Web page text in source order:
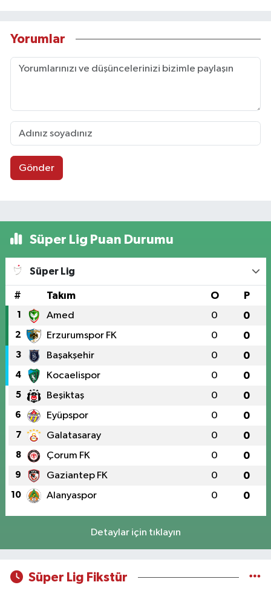
Yorumlar
Gönder
Süper Lig Puan Durumu
Süper Lig
# Takım O P
1 Amed 0 0
2 Erzurumspor FK 0 0
3 Başakşehir 0 0
4 Kocaelispor 0 0
5 Beşiktaş 0 0
6 Eyüpspor 0 0
7 Galatasaray 0 0
8 Çorum FK 0 0
9 Gaziantep FK 0 0
10 Alanyaspor 0 0
Detaylar için tıklayın
Süper Lig Fikstür